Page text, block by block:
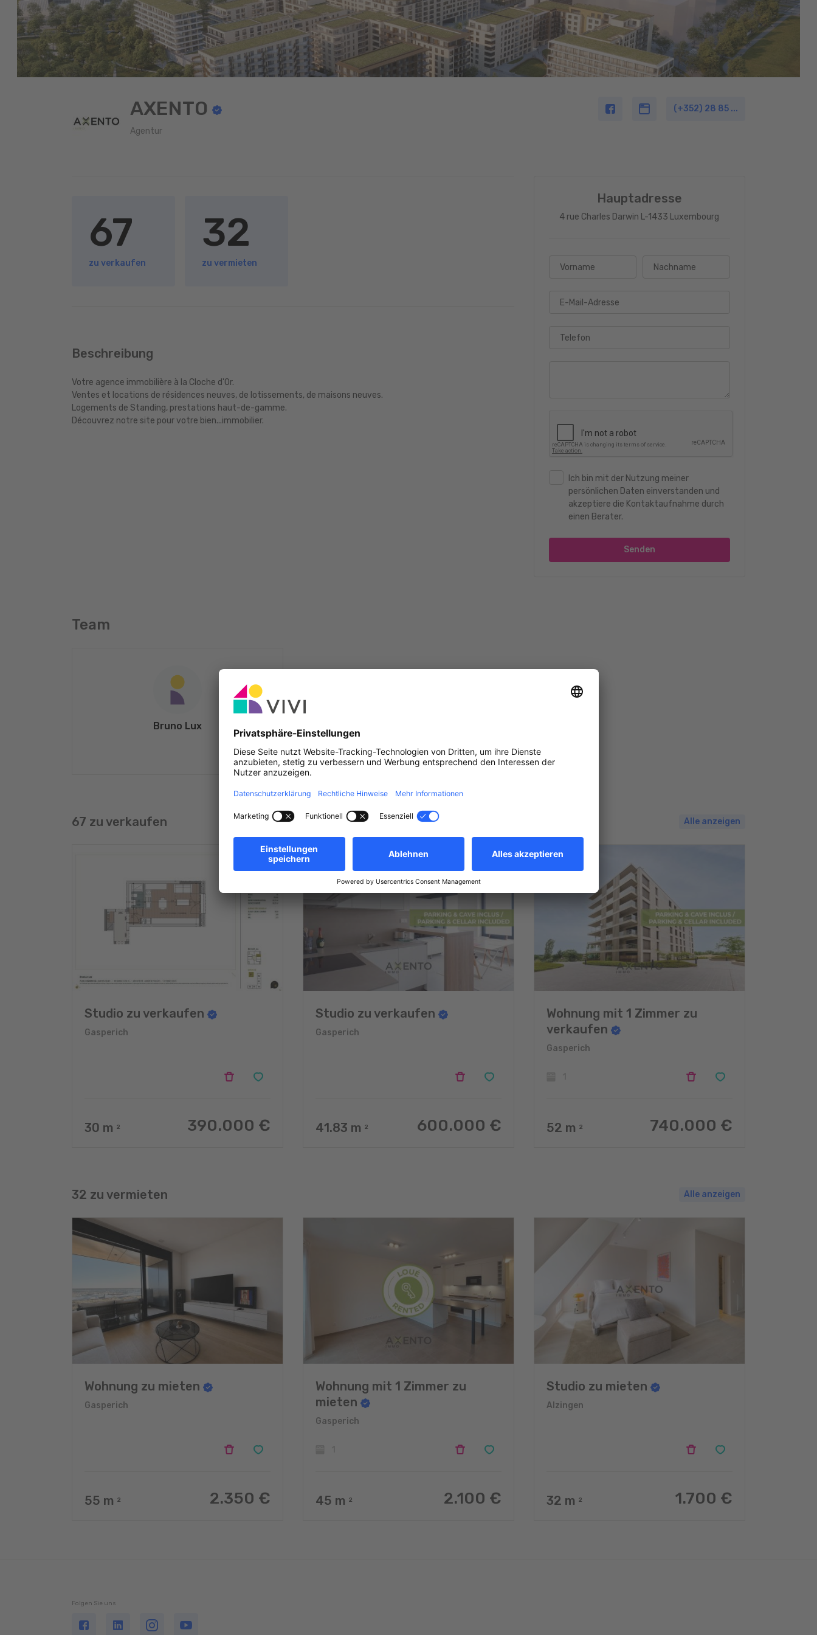
(+352) 28 85 ...
AXENTO
Agentur
Hauptadresse
4 rue Charles Darwin L-1433 Luxembourg
Vorname Nachname
E-Mail-Adresse
Telefon
Ich bin mit der Nutzung meiner
persönlichen Daten einverstanden und
akzeptiere die Kontaktaufnahme durch
einen Berater.
Senden
67
zu verkaufen
32
zu vermieten
Beschreibung
Votre agence immobilière à la Cloche d'Or.
Ventes et locations de résidences neuves, de lotissements, de maisons neuves.
Logements de Standing, prestations haut-de-gamme.
Découvrez notre site pour votre bien...immobilier.
Team
Bruno Lux
67 zu verkaufen Alle anzeigen
Studio zu verkaufen
Gasperich
30 m 2 390.000 €
Studio zu verkaufen
Gasperich
41.83 m 2 600.000 €
Wohnung mit 1 Zimmer zu
verkaufen
Gasperich
52 m 2 740.000 €
32 zu vermieten Alle anzeigen
Wohnung zu mieten
Gasperich
55 m 2 2.350 €
Wohnung mit 1 Zimmer zu
mieten
Gasperich
45 m 2 2.100 €
Studio zu mieten
Alzingen
32 m 2 1.700 €
Folgen Sie uns